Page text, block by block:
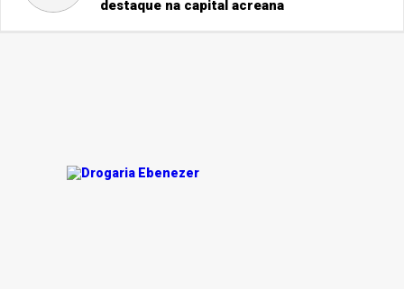
destaque na capital acreana